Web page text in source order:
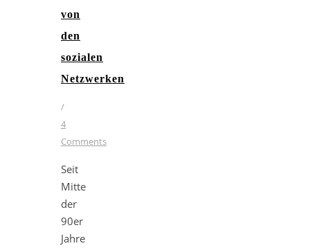
von
den
sozialen
Netzwerken
/
4
Comments
Seit
Mitte
der
90er
Jahre